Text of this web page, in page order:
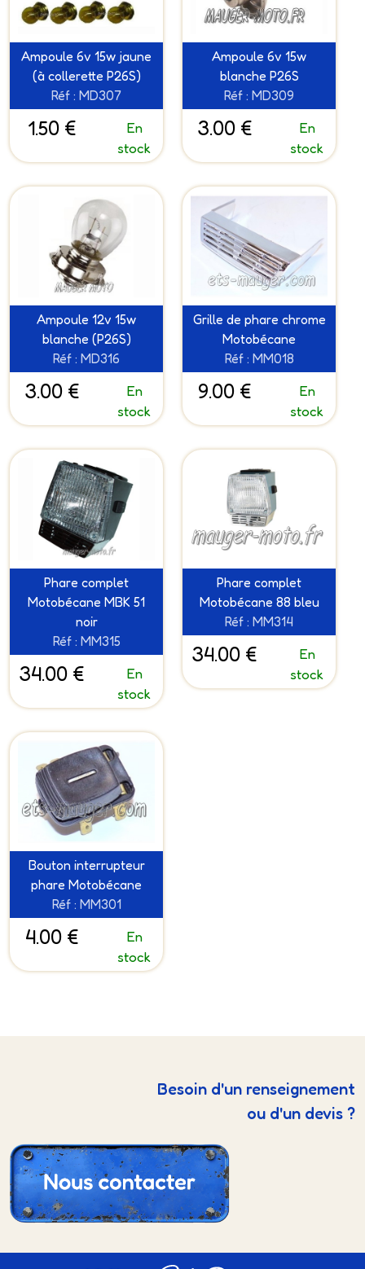
Ampoule 6v 15w jaune
(à collerette P26S)
Réf : MD307
1.50 €
En
stock
Ampoule 6v 15w
blanche P26S
Réf : MD309
3.00 €
En
stock
Ampoule 12v 15w
blanche (P26S)
Réf : MD316
3.00 €
En
stock
Grille de phare chrome
Motobécane
Réf : MM018
9.00 €
En
stock
Phare complet
Motobécane MBK 51
noir
Réf : MM315
34.00 €
En
stock
Phare complet
Motobécane 88 bleu
Réf : MM314
34.00 €
En
stock
Bouton interrupteur
phare Motobécane
Réf : MM301
4.00 €
En
stock
Besoin d'un renseignement
ou d'un devis ?